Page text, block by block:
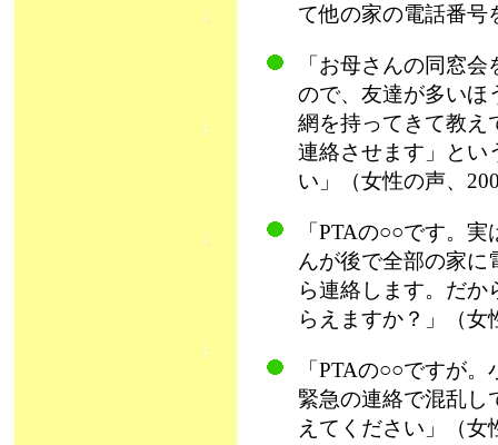
て他の家の電話番号
「お母さんの同窓
ので、友達が多いほ
網を持ってきて教え
連絡させます」とい
い」（女性の声、
「PTAの○○です。
んが後で全部の家に
ら連絡します。だ
らえますか？」（女
「PTAの○○ですが
緊急の連絡で混乱し
えてください」（女